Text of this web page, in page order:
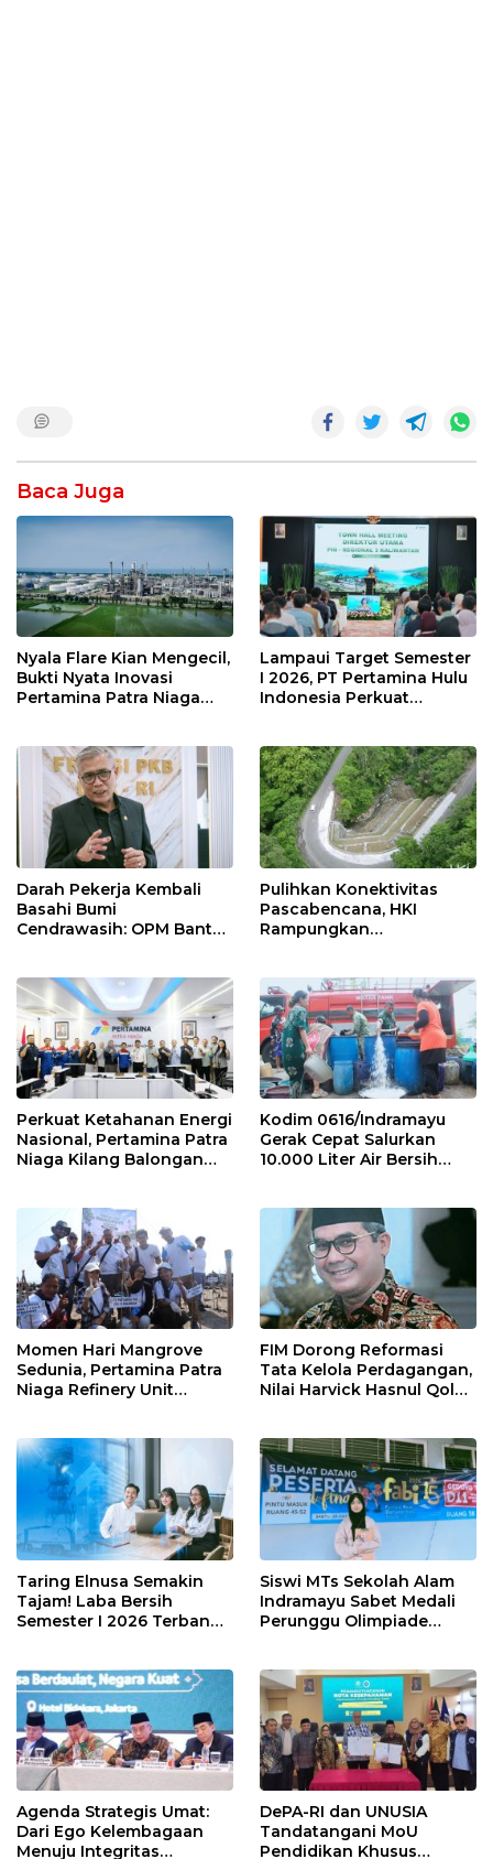
Baca Juga
Nyala Flare Kian Mengecil,
Bukti Nyata Inovasi
Pertamina Patra Niaga
Lampaui Target Semester
I 2026, PT Pertamina Hulu
Indonesia Perkuat
Keselamatan Kerja
Darah Pekerja Kembali
Basahi Bumi
Cendrawasih: OPM Bantai
Pulihkan Konektivitas
Pascabencana, HKI
Rampungkan
Perkuat Ketahanan Energi
Nasional, Pertamina Patra
Niaga Kilang Balongan
Kodim 0616/Indramayu
Gerak Cepat Salurkan
10.000 Liter Air Bersih
Momen Hari Mangrove
Sedunia, Pertamina Patra
Niaga Refinery Unit
Indramayu melalui Aksi
Nyata dan Inovasi
Program Lingkungan
Berkelanjutan
FIM Dorong Reformasi
Tata Kelola Perdagangan,
Nilai Harvick Hasnul Qolbi
Taring Elnusa Semakin
Tajam! Laba Bersih
Semester I 2026 Terbang
Siswi MTs Sekolah Alam
Indramayu Sabet Medali
Perunggu Olimpiade
Agenda Strategis Umat:
Dari Ego Kelembagaan
Menuju Integritas
DePA-RI dan UNUSIA
Tandatangani MoU
Pendidikan Khusus